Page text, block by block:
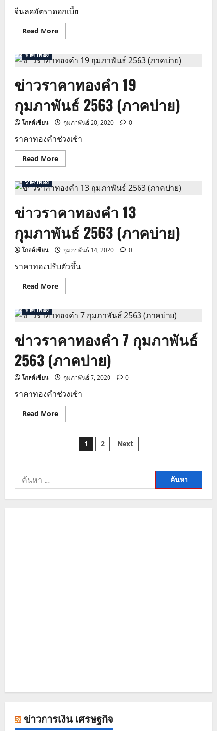
จีนลดอัตราดอกเบี้ย
Read MoreRead
more
ราคา
ทองคำ
2563
(ภาค
ค่ำ)
ราคาทอง
ข่าวราคาทองคำ 19
กุมภาพันธ์ 2563 (ภาคบ่าย)
โกลด์เซียน กุมภาพันธ์ 20, 2020 0
ราคาทองคําช่วงเช้า
Read MoreRead
more
ราคา
ทองคำ
2563
(ภาค
บ่าย)
ราคาทอง
ข่าวราคาทองคำ 13
กุมภาพันธ์ 2563 (ภาคบ่าย)
โกลด์เซียน กุมภาพันธ์ 14, 2020 0
ราคาทองปรับตัวขึ้น
Read MoreRead
more
ราคา
ทองคำ
2563
(ภาค
ราคาทอง
ข่าวราคาทองคำ 7 กุมภาพันธ์
2563 (ภาคบ่าย)
โกลด์เซียน กุมภาพันธ์ 7, 2020 0
ราคาทองคําช่วงเช้า
Read MoreRead
more
(ภาค
Posts
pagination
1 2 Next
ค้นหา
สำหรับ:
ข่าวการเงิน เศรษฐกิจ